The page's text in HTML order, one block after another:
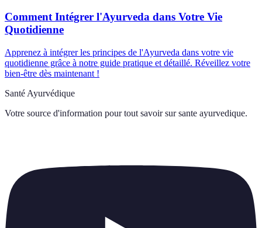
Comment Intégrer l'Ayurveda dans Votre Vie
Quotidienne
Apprenez à intégrer les principes de l'Ayurveda dans votre vie
quotidienne grâce à notre guide pratique et détaillé. Réveillez votre
bien-être dès maintenant !
Santé Ayurvédique
Votre source d'information pour tout savoir sur sante ayurvedique.